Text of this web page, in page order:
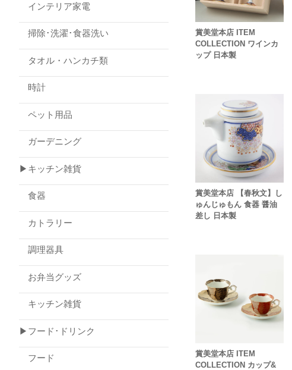
賞美堂本店 ITEM
COLLECTION ワインカ
ップ 日本製
賞美堂本店 【春秋文】し
ゅんじゅもん 食器 醤油
差し 日本製
賞美堂本店 ITEM
COLLECTION カップ&
インテリア家電
掃除･洗濯･食器洗い
タオル・ハンカチ類
時計
ペット用品
ガーデニング
▶キッチン雑貨
食器
カトラリー
調理器具
お弁当グッズ
キッチン雑貨
▶フード･ドリンク
フード